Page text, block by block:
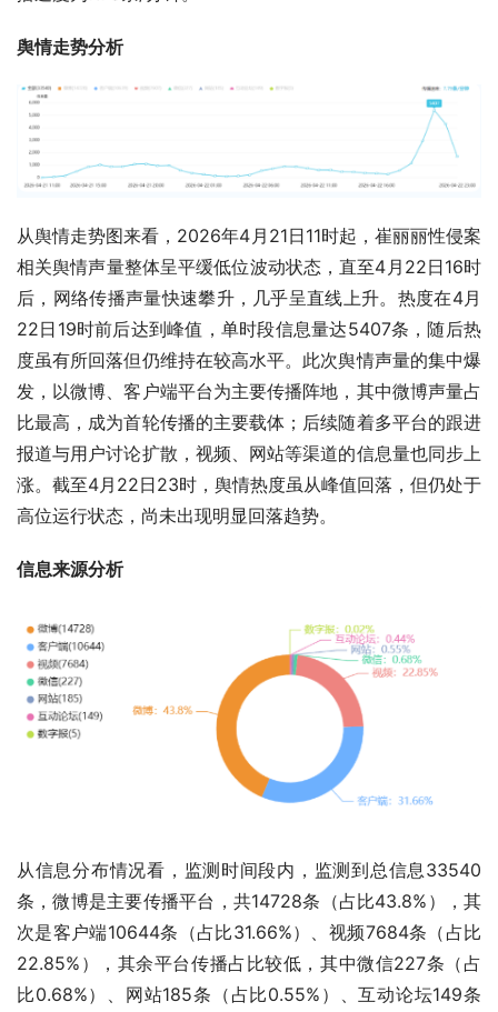
舆情走势分析
从舆情走势图来看，2026年4月21日11时起，崔丽丽性侵案
相关舆情声量整体呈平缓低位波动状态，直至4月22日16时
后，网络传播声量快速攀升，几乎呈直线上升。热度在4月
22日19时前后达到峰值，单时段信息量达5407条，随后热
度虽有所回落但仍维持在较高水平。此次舆情声量的集中爆
发，以微博、客户端平台为主要传播阵地，其中微博声量占
比最高，成为首轮传播的主要载体；后续随着多平台的跟进
报道与用户讨论扩散，视频、网站等渠道的信息量也同步上
涨。截至4月22日23时，舆情热度虽从峰值回落，但仍处于
高位运行状态，尚未出现明显回落趋势。
信息来源分析
从信息分布情况看，监测时间段内，监测到总信息33540
条，微博是主要传播平台，共14728条（占比43.8%），其
次是客户端10644条（占比31.66%）、视频7684条（占比
22.85%），其余平台传播占比较低，其中微信227条（占
比0.68%）、网站185条（占比0.55%）、互动论坛149条